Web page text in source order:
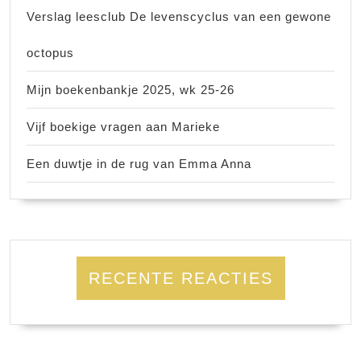
Verslag leesclub De levenscyclus van een gewone
octopus
Mijn boekenbankje 2025, wk 25-26
Vijf boekige vragen aan Marieke
Een duwtje in de rug van Emma Anna
RECENTE REACTIES